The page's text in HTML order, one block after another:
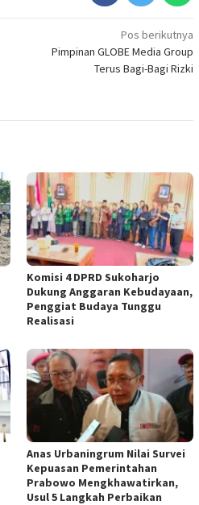
Pos berikutnya
Pimpinan GLOBE Media Group
Terus Bagi-Bagi Rizki
Komisi 4 DPRD Sukoharjo
Dukung Anggaran Kebudayaan,
Penggiat Budaya Tunggu
Realisasi
Anas Urbaningrum Nilai Survei
Kepuasan Pemerintahan
Prabowo Mengkhawatirkan,
Usul 5 Langkah Perbaikan